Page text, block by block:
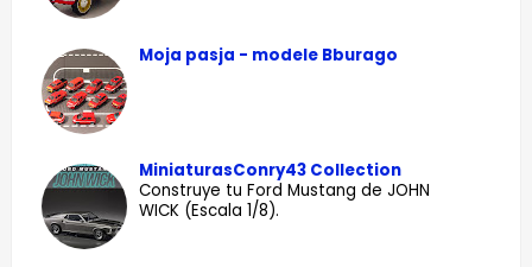
Moja pasja - modele Bburago
MiniaturasConry43 Collection
Construye tu Ford Mustang de JOHN
WICK (Escala 1/8).